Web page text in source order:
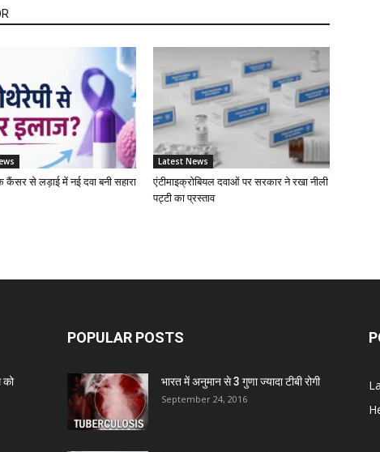
कैंसर से लड़ाई में नई दवा बनी सहारा
Latest News
एंटीमाइक्रोबियल दवाओं पर सरकार ने रखा नीली
पट्टी का प्रस्ताव
को
POPULAR POSTS
भारत में अनुमान से 3 गुणा ज्यादा टीबी रोगी
September 24, 2016